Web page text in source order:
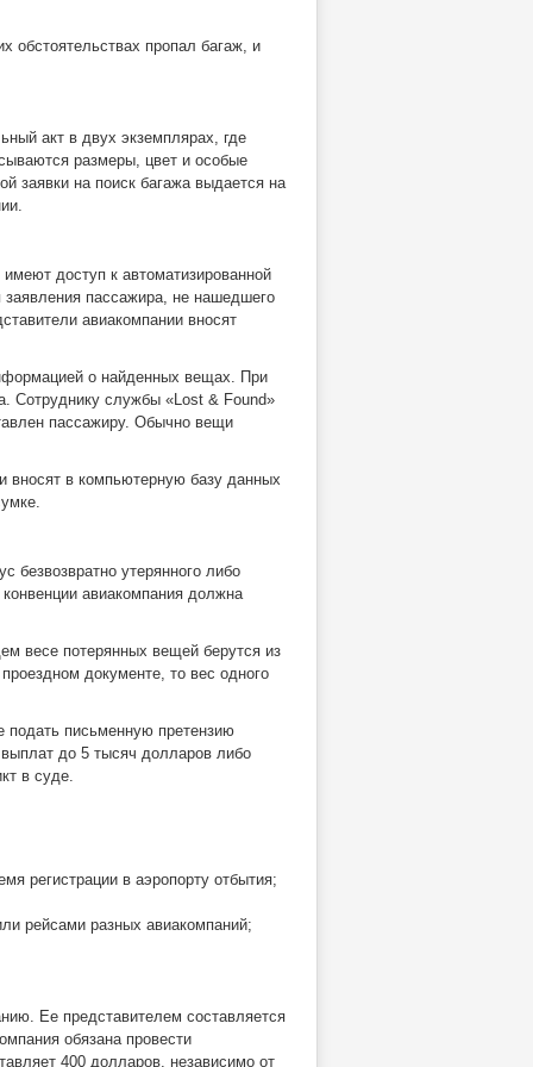
обстоятельствах пропал багаж, и
акт в двух экземплярах, где
размеры, цвет и особые
заявки на поиск багажа выдается на
доступ к автоматизированной
заявления пассажира, не нашедшего
авиакомпании вносят
о найденных вещах. При
Сотруднику службы «Lost & Found»
пассажиру. Обычно вещи
вносят в компьютерную базу данных
безвозвратно утерянного либо
авиакомпания должна
весе потерянных вещей берутся из
документе, то вес одного
подать письменную претензию
до 5 тысяч долларов либо
в суде.
регистрации в аэропорту отбытия;
рейсами разных авиакомпаний;
Ее представителем составляется
обязана провести
400 долларов, независимо от